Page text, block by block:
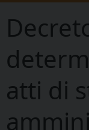
atti di